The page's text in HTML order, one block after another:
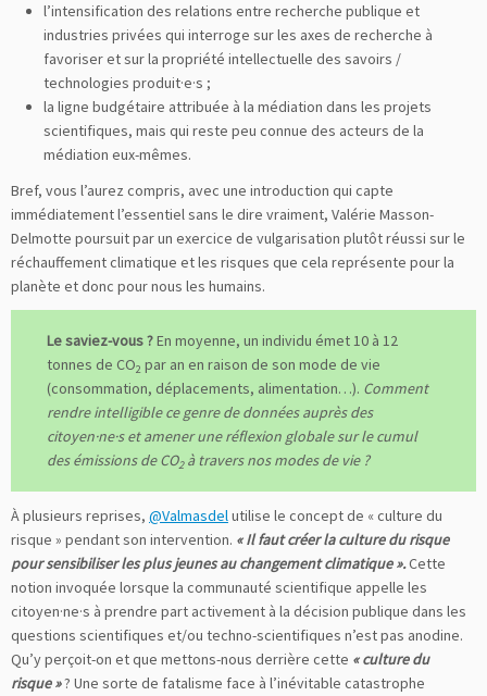
l’intensification des relations entre recherche publique et
industries privées qui interroge sur les axes de recherche à
favoriser et sur la propriété intellectuelle des savoirs /
technologies produit·e·s ;
la ligne budgétaire attribuée à la médiation dans les projets
scientifiques, mais qui reste peu connue des acteurs de la
médiation eux-mêmes.
Bref, vous l’aurez compris, avec une introduction qui capte
immédiatement l’essentiel sans le dire vraiment, Valérie Masson-
Delmotte poursuit par un exercice de vulgarisation plutôt réussi sur le
réchauffement climatique et les risques que cela représente pour la
planète et donc pour nous les humains.
Le saviez-vous ?En moyenne, un individu émet 10 à 12
tonnes de CO2 par an en raison de son mode de vie
(consommation, déplacements, alimentation…). Comment
rendre intelligible ce genre de données auprès des
citoyen·ne·s et amener une réflexion globale sur le cumul
des émissions de CO2à travers nos modes de vie ?
À plusieurs reprises, @Valmasdelutilise le concept de « culture du
risque » pendant son intervention. « Il faut créer la culture du risque
pour sensibiliser les plus jeunes au changement climatique ».Cette
notion invoquée lorsque la communauté scientifique appelle les
citoyen·ne·s à prendre part activement à la décision publique dans les
questions scientifiques et/ou techno-scientifiques n’est pas anodine.
Qu’y perçoit-on et que mettons-nous derrière cette « culture du
risque »? Une sorte de fatalisme face à l’inévitable catastrophe